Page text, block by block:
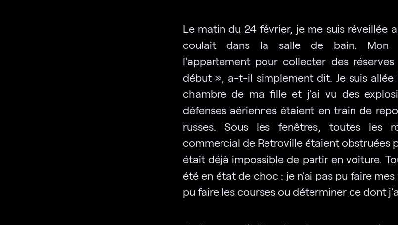
Le matin du 24 février, je me suis réveillée
coulait dans la salle de bain. Mon
l’appartement pour collecter des réserves
début », a-t-il simplement dit. Je suis
chambre de ma fille et j’ai vu des
défenses aériennes étaient en train de
russes. Sous les fenêtres, toutes les
commercial de Retroville étaient obstruées
était déjà impossible de partir en voiture.
été en état de choc : je n’ai pas pu faire mes
pu faire les courses ou déterminer ce dont